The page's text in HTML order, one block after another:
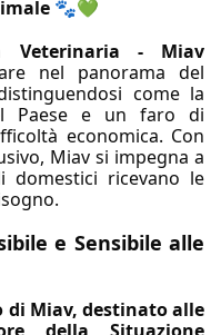
🐾💚
Veterinaria - Miav
nel panorama del
come la
Paese e un faro di
economica. Con
Miav si impegna a
ricevano le
e Sensibile alle
di Miav, destinato alle